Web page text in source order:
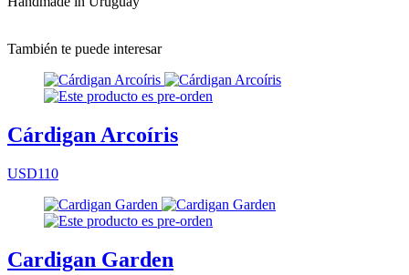
También te puede interesar
Cárdigan Arcoíris
USD110
Cardigan Garden